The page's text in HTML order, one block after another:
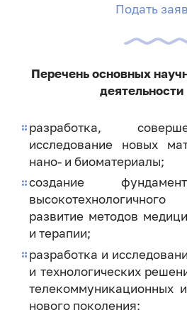
Подать
Перечень основных
разработка,
исследование новых
нано- и биоматериалы;
создание
высокотехнологичного
развитие методов
и терапии;
разработка и
и технологических
телекоммуникационных
нового поколения;